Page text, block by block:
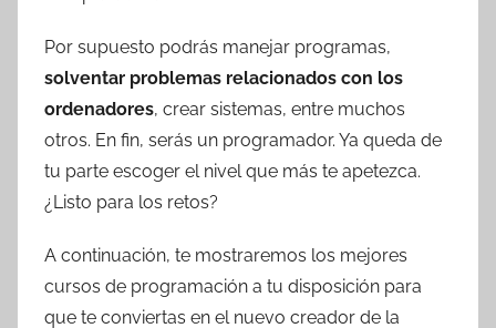
Por supuesto podrás manejar programas,
solventar problemas relacionados con los
ordenadores, crear sistemas, entre muchos
otros. En fin, serás un programador. Ya queda de
tu parte escoger el nivel que más te apetezca.
¿Listo para los retos?
A continuación, te mostraremos los mejores
cursos de programación a tu disposición para
que te conviertas en el nuevo creador de la